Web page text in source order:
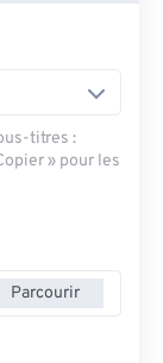
titres :
» pour les
Parcourir